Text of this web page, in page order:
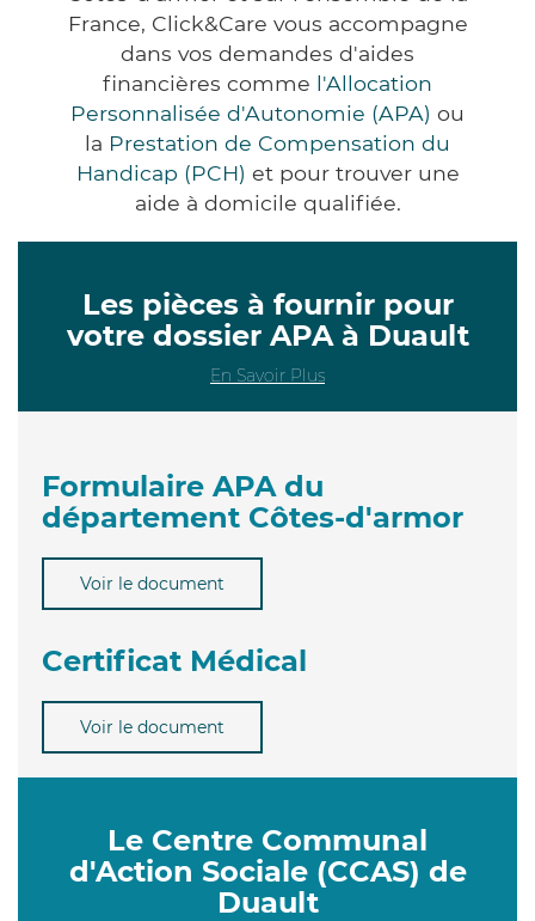
France, Click&Care vous accompagne
dans vos demandes d'aides
financières comme l'Allocation
Personnalisée d'Autonomie (APA) ou
la Prestation de Compensation du
Handicap (PCH) et pour trouver une
aide à domicile qualifiée.
Les pièces à fournir pour
votre dossier APA à Duault
En Savoir Plus
Formulaire APA du
département Côtes-d'armor
Voir le document
Certificat Médical
Voir le document
Le Centre Communal
d'Action Sociale (CCAS) de
Duault